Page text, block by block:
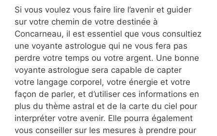
Si vous voulez vous faire lire l’avenir et guider
sur votre chemin de votre destinée à
Concarneau, il est essentiel que vous consultiez
une voyante astrologue qui ne vous fera pas
perdre votre temps ou votre argent. Une bonne
voyante astrologue sera capable de capter
votre langage corporel, votre énergie et votre
façon de parler, et d’utiliser ces informations en
plus du thème astral et de la carte du ciel pour
interpréter votre avenir. Elle pourra également
vous conseiller sur les mesures à prendre pour